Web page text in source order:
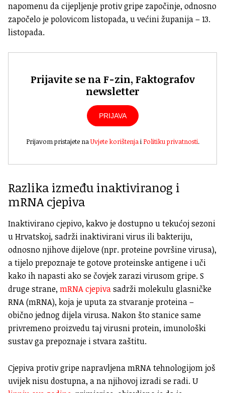
napomenu da cijepljenje protiv gripe započinje, odnosno
započelo je polovicom listopada, u većini županija – 13.
listopada.
Prijavite se na F-zin, Faktografov
newsletter
PRIJAVA
Prijavom pristajete naUvjete korištenjai Politiku privatnosti.
Razlika između inaktiviranog i
mRNA cjepiva
Inaktivirano cjepivo, kakvo je dostupno u tekućoj sezoni
u Hrvatskoj, sadrži inaktivirani virus ili bakteriju,
odnosno njihove dijelove (npr. proteine površine virusa),
a tijelo prepoznaje te gotove proteinske antigene i uči
kako ih napasti ako se čovjek zarazi virusom gripe. S
druge strane, mRNA cjepivasadrži molekulu glasničke
RNA (mRNA), koja je uputa za stvaranje proteina –
obično jednog dijela virusa. Nakon što stanice same
privremeno proizvedu taj virusni protein, imunološki
sustav ga prepoznaje i stvara zaštitu.
Cjepiva protiv gripe napravljena mRNA tehnologijom još
uvijek nisu dostupna, a na njihovoj izradi se radi. U